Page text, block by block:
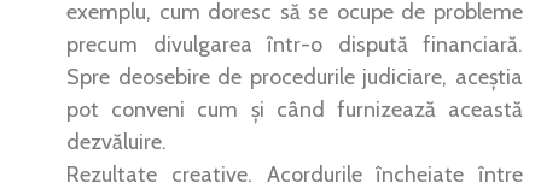
exemplu, cum doresc să se ocupe de probleme
precum divulgarea într-o dispută financiară.
Spre deosebire de procedurile judiciare, aceștia
pot conveni cum și când furnizează această
dezvăluire.
Rezultate creative. Acordurile încheiate între